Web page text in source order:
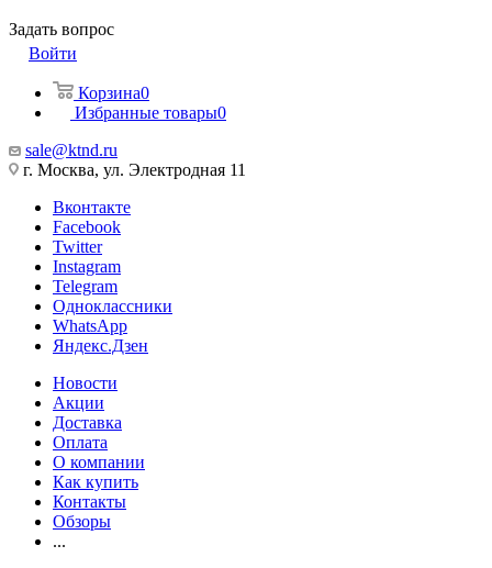
Задать вопрос
Войти
Корзина0
Избранные товары0
sale@ktnd.ru
г. Москва, ул. Электродная 11
Вконтакте
Facebook
Twitter
Instagram
Telegram
Одноклассники
WhatsApp
Яндекс.Дзен
Новости
Акции
Доставка
Оплата
О компании
Как купить
Контакты
Обзоры
...